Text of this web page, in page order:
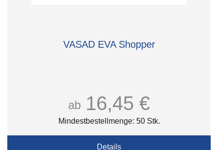
VASAD EVA Shopper
ab 16,45 €
Mindestbestellmenge: 50 Stk.
Details